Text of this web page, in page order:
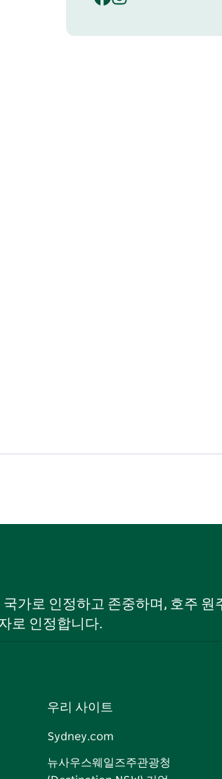
가로 인정하고 존중하며, 호주 원
로 인정합니다.
우리 사이트
Sydney.com
뉴사우스웨일즈주관광청